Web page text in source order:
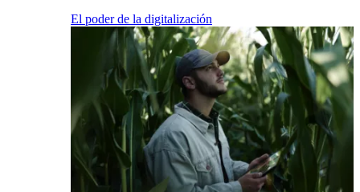
El poder de la digitalización